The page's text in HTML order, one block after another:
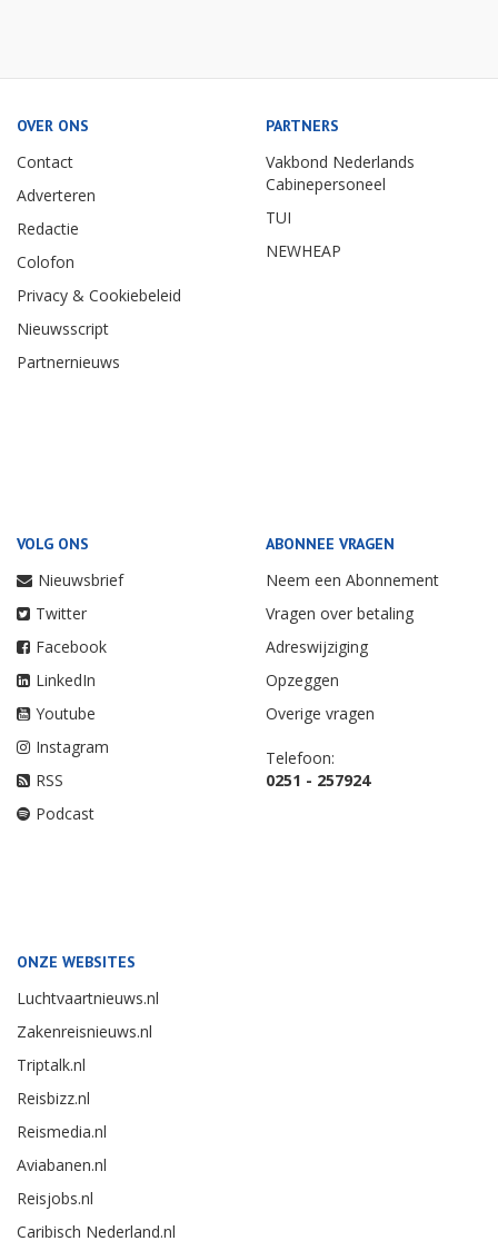
OVER ONS
Contact
Adverteren
Redactie
Colofon
Privacy & Cookiebeleid
Nieuwsscript
Partnernieuws
PARTNERS
Vakbond Nederlands
Cabinepersoneel
TUI
NEWHEAP
VOLG ONS
Nieuwsbrief
Twitter
Facebook
LinkedIn
Youtube
Instagram
RSS
Podcast
ABONNEE VRAGEN
Neem een Abonnement
Vragen over betaling
Adreswijziging
Opzeggen
Overige vragen
Telefoon:
0251 - 257924
ONZE WEBSITES
Luchtvaartnieuws.nl
Zakenreisnieuws.nl
Triptalk.nl
Reisbizz.nl
Reismedia.nl
Aviabanen.nl
Reisjobs.nl
Caribisch Nederland.nl